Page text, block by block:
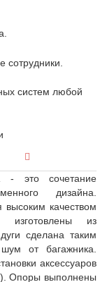
сотрудники.
систем любой
- это сочетание
дизайна.
высоким качеством
изготовлены из
сделана таким
от багажника.
аксессуаров
Опоры выполнены